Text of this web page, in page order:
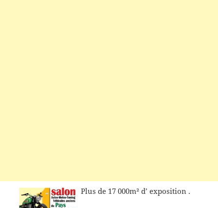
Plus de 17 000m² d’ exposition .